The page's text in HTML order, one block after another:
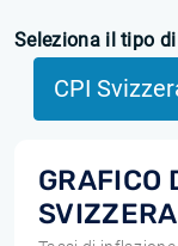
Seleziona il tipo
CPI
GRAFICO
SVIZZERA